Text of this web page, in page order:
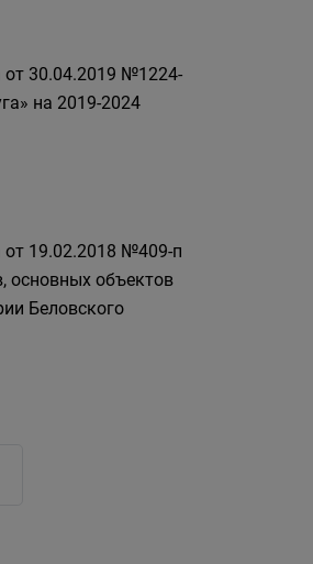
от 30.04.2019 №1224-
на 2019-2024
от 19.02.2018 №409-п
основных объектов
Беловского